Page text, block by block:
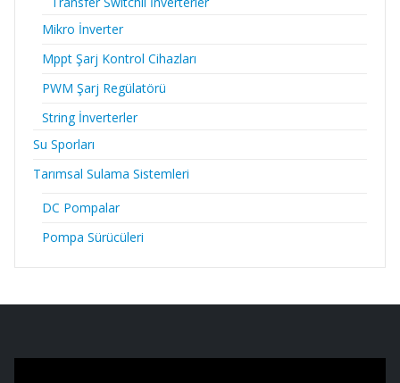
Mikro İnverter
Mppt Şarj Kontrol Cihazları
PWM Şarj Regülatörü
String İnverterler
Su Sporları
Tarımsal Sulama Sistemleri
DC Pompalar
Pompa Sürücüleri